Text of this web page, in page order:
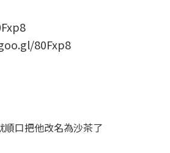
80Fxp8
口把他改名為沙茶了